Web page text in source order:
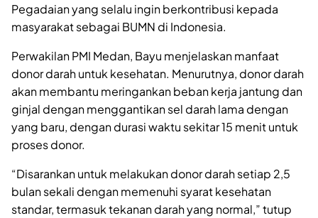
Pegadaian yang selalu ingin berkontribusi kepada
masyarakat sebagai BUMN di Indonesia.
Perwakilan PMI Medan, Bayu menjelaskan manfaat
donor darah untuk kesehatan. Menurutnya, donor darah
akan membantu meringankan beban kerja jantung dan
ginjal dengan menggantikan sel darah lama dengan
yang baru, dengan durasi waktu sekitar 15 menit untuk
proses donor.
“Disarankan untuk melakukan donor darah setiap 2,5
bulan sekali dengan memenuhi syarat kesehatan
standar, termasuk tekanan darah yang normal,” tutup